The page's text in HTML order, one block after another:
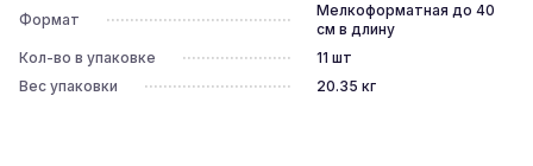
Формат
Мелкоформатная до 40
см в длину
Кол-во в упаковке
11 шт
Вес упаковки
20.35 кг